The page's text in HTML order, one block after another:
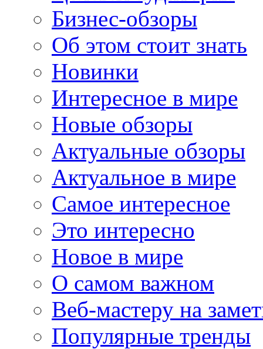
Бизнес-обзоры
Об этом стоит знать
Новинки
Интересное в мире
Новые обзоры
Актуальные обзоры
Актуальное в мире
Самое интересное
Это интересно
Новое в мире
О самом важном
Веб-мастеру на
Популярные тренды